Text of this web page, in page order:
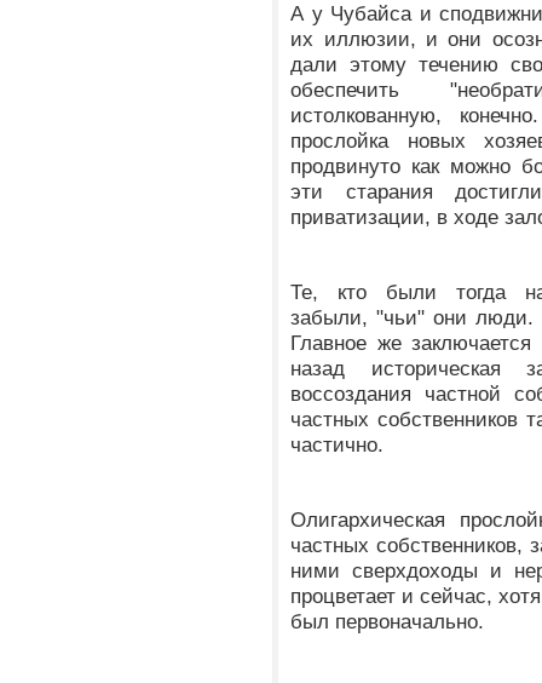
А у Чубайса и
их иллюзии, и они
дали этому течению
обеспечить
истолкованную,
прослойка новых
продвинуто как можно
эти старания
приватизации, в ходе
Те, кто были тогда
забыли, "чьи" они люди.
Главное же
назад историческая
воссоздания частной
частных собственников
частично.
Олигархическая
частных собственников,
ними сверхдоходы и
процветает и сейчас,
был первоначально.